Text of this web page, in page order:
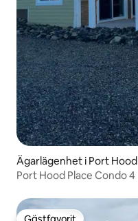
Ägarlägenhet i Port Hood
Port Hood Place Condo 4